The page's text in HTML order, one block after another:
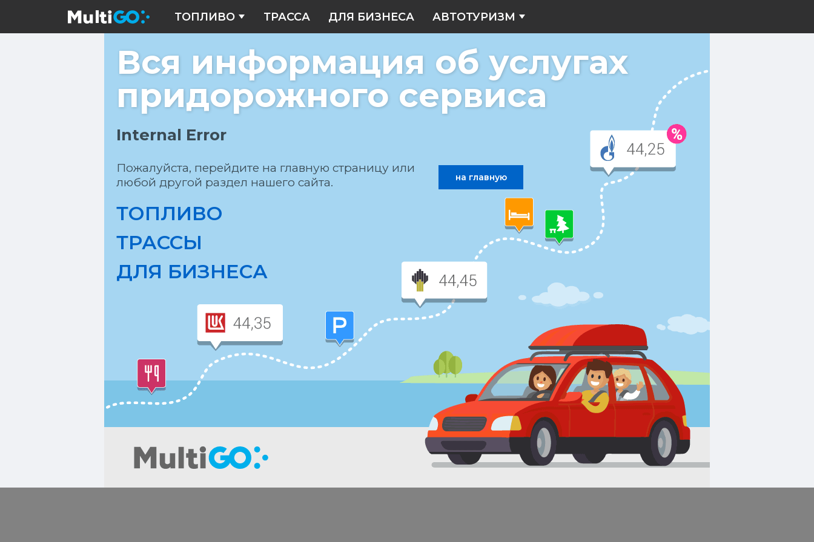
ТОПЛИВО ТРАССА ДЛЯ БИЗНЕСА АВТОТУРИЗМ
Вся информация об услугах
придорожного сервиса
Internal Error
Пожалуйста, перейдите на главную страницу или
любой другой раздел нашего сайта.
на главную
ТОПЛИВО
ТРАССЫ
ДЛЯ БИЗНЕСА